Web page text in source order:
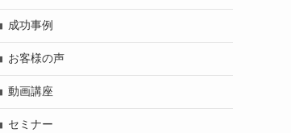
成功事例
お客様の声
動画講座
セミナー